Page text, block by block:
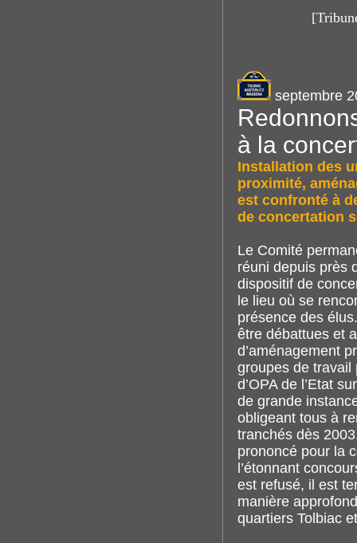
septembre
à la
Installation des
proximité,
est confronté à
de concertation
Le Comité
réuni depuis près
dispositif de
le lieu où se
présence des
être débattues et
d’aménagement
groupes de travail
d’OPA de l’Etat
de grande
obligeant tous à
tranchés dès
prononcé pour la
l’étonnant
est refusé, il est
manière
quartiers Tolbiac